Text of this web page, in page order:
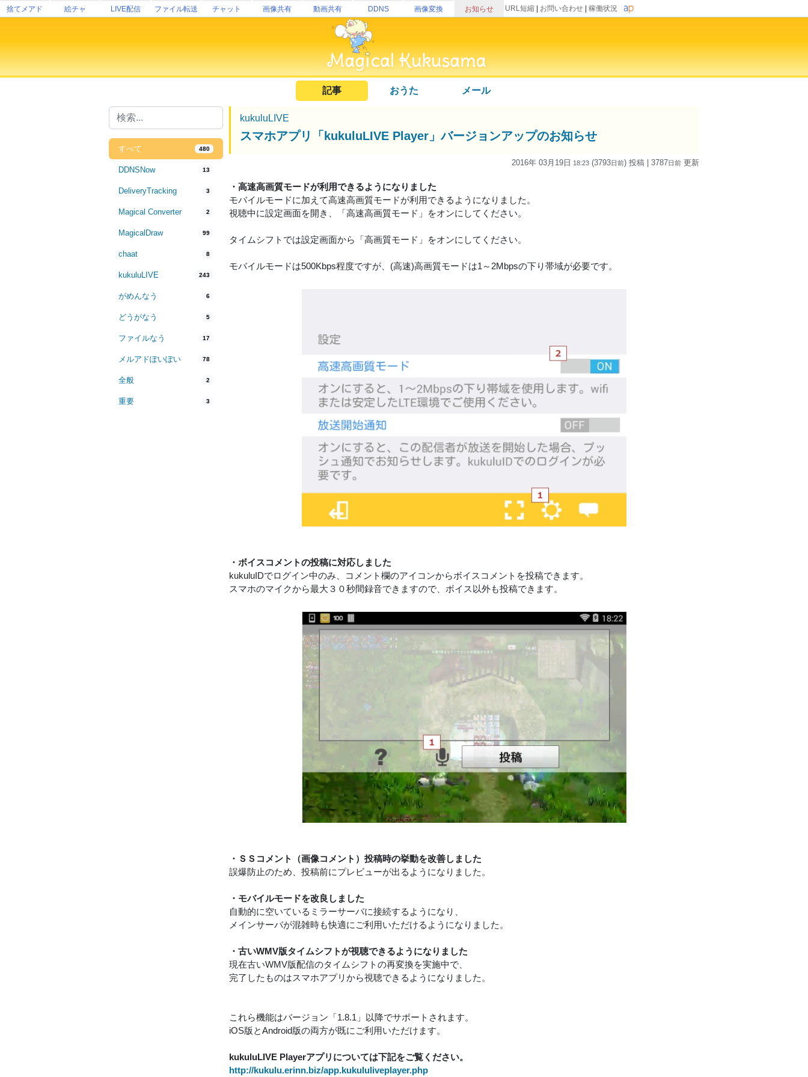
捨てメアド 絵チャ LIVE配信 ファイル転送 チャット 画像共有 動画共有 DDNS 画像変換 お知らせ URL短縮 お問い合わせ 稼働状況
記事 おうた メール
すべて 480
DDNSNow 13
DeliveryTracking 3
Magical Converter 2
MagicalDraw 99
chaat 8
kukuluLIVE 243
がめんなう 6
どうがなう 5
ファイルなう 17
メルアドぽいぽい 78
全般 2
重要 3
kukuluLIVE
スマホアプリ「kukuluLIVE Player」バージョンアップのお知らせ
2016年 03月19日 18:23 (3793日前) 投稿 | 3787日前 更新
・高速高画質モードが利用できるようになりました
モバイルモードに加えて高速高画質モードが利用できるようになりました。
視聴中に設定画面を開き、「高速高画質モード」をオンにしてください。
タイムシフトでは設定画面から「高画質モード」をオンにしてください。
モバイルモードは500Kbps程度ですが、(高速)高画質モードは1～2Mbpsの下り帯域が必要です。
・ボイスコメントの投稿に対応しました
kukuluIDでログイン中のみ、コメント欄のアイコンからボイスコメントを投稿できます。
スマホのマイクから最大３０秒間録音できますので、ボイス以外も投稿できます。
・ＳＳコメント（画像コメント）投稿時の挙動を改善しました
誤爆防止のため、投稿前にプレビューが出るようになりました。
・モバイルモードを改良しました
自動的に空いているミラーサーバに接続するようになり、
メインサーバが混雑時も快適にご利用いただけるようになりました。
・古いWMV版タイムシフトが視聴できるようになりました
現在古いWMV版配信のタイムシフトの再変換を実施中で、
完了したものはスマホアプリから視聴できるようになりました。
これら機能はバージョン「1.8.1」以降でサポートされます。
iOS版とAndroid版の両方が既にご利用いただけます。
kukuluLIVE Playerアプリについては下記をご覧ください。
http://kukulu.erinn.biz/app.kukululiveplayer.php